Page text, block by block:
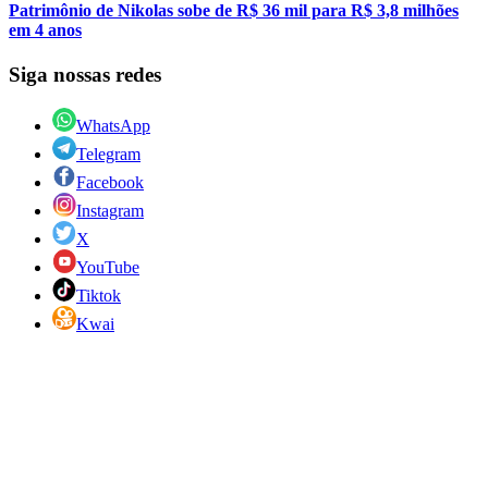
Patrimônio de Nikolas sobe de R$ 36 mil para R$ 3,8 milhões
em 4 anos
Siga nossas redes
WhatsApp
Telegram
Facebook
Instagram
X
YouTube
Tiktok
Kwai